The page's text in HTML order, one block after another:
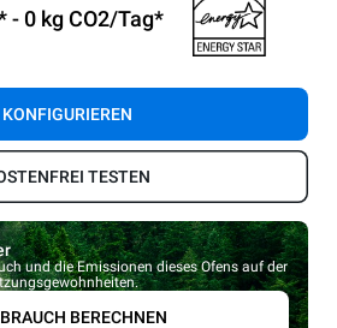
- 0 kg CO2/Tag*
KONFIGURIEREN
TESTEN
und die Emissionen dieses Ofens auf der
BERECHNEN